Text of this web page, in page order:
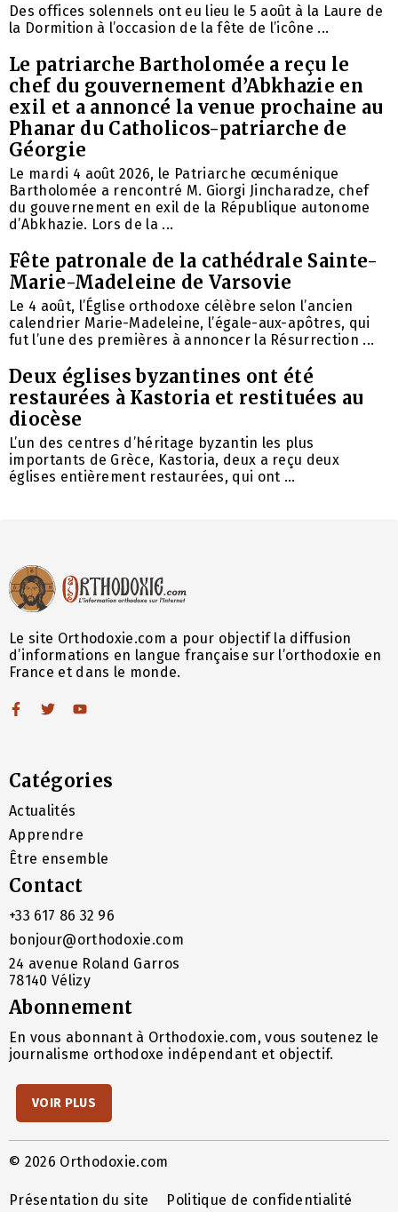
Des offices solennels ont eu lieu le 5 août à la Laure de
la Dormition à l’occasion de la fête de l’icône ...
Le patriarche Bartholomée a reçu le
chef du gouvernement d’Abkhazie en
exil et a annoncé la venue prochaine au
Phanar du Catholicos-patriarche de
Géorgie
Le mardi 4 août 2026, le Patriarche œcuménique
Bartholomée a rencontré M. Giorgi Jincharadze, chef
du gouvernement en exil de la République autonome
d’Abkhazie. Lors de la ...
Fête patronale de la cathédrale Sainte-
Marie-Madeleine de Varsovie
Le 4 août, l’Église orthodoxe célèbre selon l’ancien
calendrier Marie-Madeleine, l’égale-aux-apôtres, qui
fut l’une des premières à annoncer la Résurrection ...
Deux églises byzantines ont été
restaurées à Kastoria et restituées au
diocèse
L’un des centres d’héritage byzantin les plus
importants de Grèce, Kastoria, deux a reçu deux
églises entièrement restaurées, qui ont ...
Le site Orthodoxie.com a pour objectif la diffusion
d’informations en langue française sur l’orthodoxie en
France et dans le monde.
Catégories
Actualités
Apprendre
Être ensemble
Contact
+33 617 86 32 96
bonjour@orthodoxie.com
24 avenue Roland Garros
78140 Vélizy
Abonnement
En vous abonnant à Orthodoxie.com, vous soutenez le
journalisme orthodoxe indépendant et objectif.
VOIR PLUS
© 2026 Orthodoxie.com
Présentation du site Politique de confidentialité